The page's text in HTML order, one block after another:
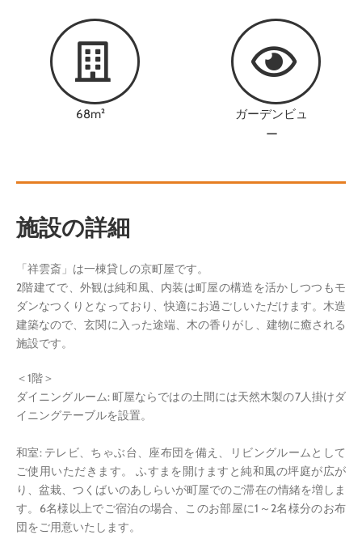
68m²
ガーデンビュ
ー
施設の詳細
「祥雲斎」は一棟貸しの京町屋です。
2階建てで、外観は純和風、内装は町屋の構造を活かしつつもモ
ダンなつくりとなっており、快適にお過ごしいただけます。木造
建築なので、玄関に入った途端、木の香りがし、建物に癒される
施設です。
＜1階＞
ダイニングルーム: 町屋ならではの土間には天然木製の7人掛けダ
イニングテーブルを設置。
和室: テレビ、ちゃぶ台、座布団を備え、リビングルームとして
ご使用いただきます。 ふすまを開けますと純和風の坪庭が広が
り、盆栽、つくばいのあしらいが町屋でのご滞在の情緒を増しま
す。6名様以上でご宿泊の場合、このお部屋に1～2名様分のお布
団をご用意いたします。